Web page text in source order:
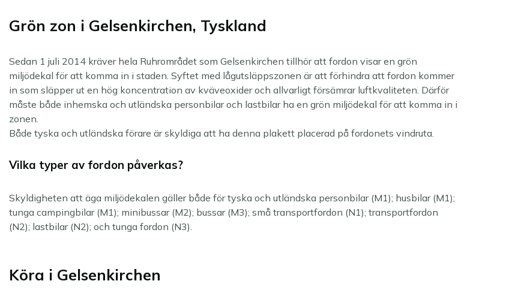
Grön zon i Gelsenkirchen, Tyskland
Sedan 1 juli 2014 kräver hela Ruhrområdet som Gelsenkirchen tillhör att fordon visar en grön
miljödekal för att komma in i staden. Syftet med lågutsläppszonen är att förhindra att fordon kommer
in som släpper ut en hög koncentration av kväveoxider och allvarligt försämrar luftkvaliteten. Därför
måste både inhemska och utländska personbilar och lastbilar ha en grön miljödekal för att komma in i
zonen.
Både tyska och utländska förare är skyldiga att ha denna plakett placerad på fordonets vindruta.
Vilka typer av fordon påverkas?
Skyldigheten att äga miljödekalen gäller både för tyska och utländska personbilar (M1); husbilar (M1);
tunga campingbilar (M1); minibussar (M2); bussar (M3); små transportfordon (N1); transportfordon
(N2); lastbilar (N2); och tunga fordon (N3).
Köra i Gelsenkirchen